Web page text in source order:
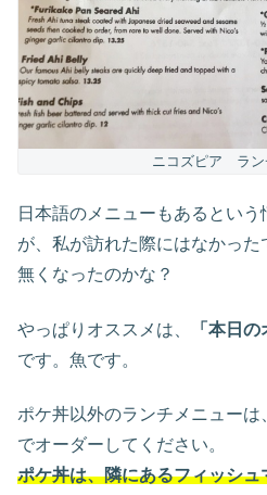
ニコズピア ラン
日本語のメニューもあるとい
が、私が訪れた際にはなかった
無くなったのかな？
やっぱりオススメは、 「本日の
です。魚です。
ポケ丼以外のランチメニュー
でオーダーしてください。
ポケ丼は、隣にあるフィッシ